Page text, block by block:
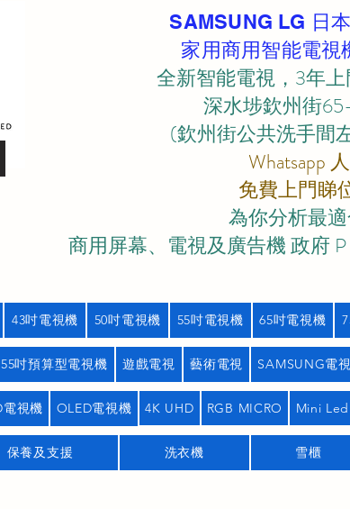
SAMSUNG LG 日
家用商用智能電視
全新智能電視，3年
深水埗欽州街
(欽州街公共洗手間
Whatsapp
免費上門睇
為你分析最
商用屏幕、電視及廣告機 政府
43吋電視機 50吋電視機 55吋電視機 65吋電視機
吋預算型電視機 遊戲電視 藝術電視 SAMSUNG電
電視機 OLED電視機 4K UHD RGB MICRO Mini Led
保養及支援 洗衣機 雪櫃